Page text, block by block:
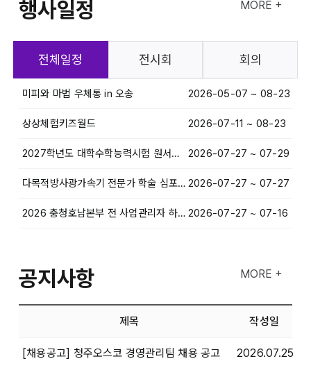
행사일정 MORE +
전체일정 전시회 회의
미피와 마법 우체통 in 오송 2026-05-07 ~ 08-23
상상체험키즈월드 2026-07-11 ~ 08-23
2027학년도 대학수학능력시험 원서접수 및 시험장배치 프로그램 설명회 2026-07-27 ~ 07-29
다목적방사광가속기 전문가 학술 심포지엄 & 미래산업 혁신포럼 2026-07-27 ~ 07-27
2026 충청호남본부 전 사업관리자 하반기 전략회의 2026-07-27 ~ 07-16
공지사항 MORE +
제목 작성일
[채용공고] 청주오스코 경영관리팀 채용 공고 2026.07.25